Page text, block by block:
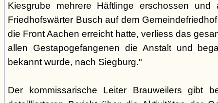
Kiesgrube mehrere Häftlinge erschossen und
Friedhofswärter Busch auf dem
die Front Aachen erreicht hatte, verliess das
allen Gestapogefangenen die Anstalt und
bekannt wurde, nach Siegburg."
Der kommissarische Leiter Brauweilers gibt